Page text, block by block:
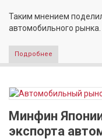
Таким мнением
автомобильного рынка.
Подробнее
Минфин
экспорта